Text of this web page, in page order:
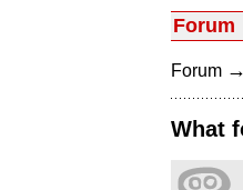
Forum
Forum →
What